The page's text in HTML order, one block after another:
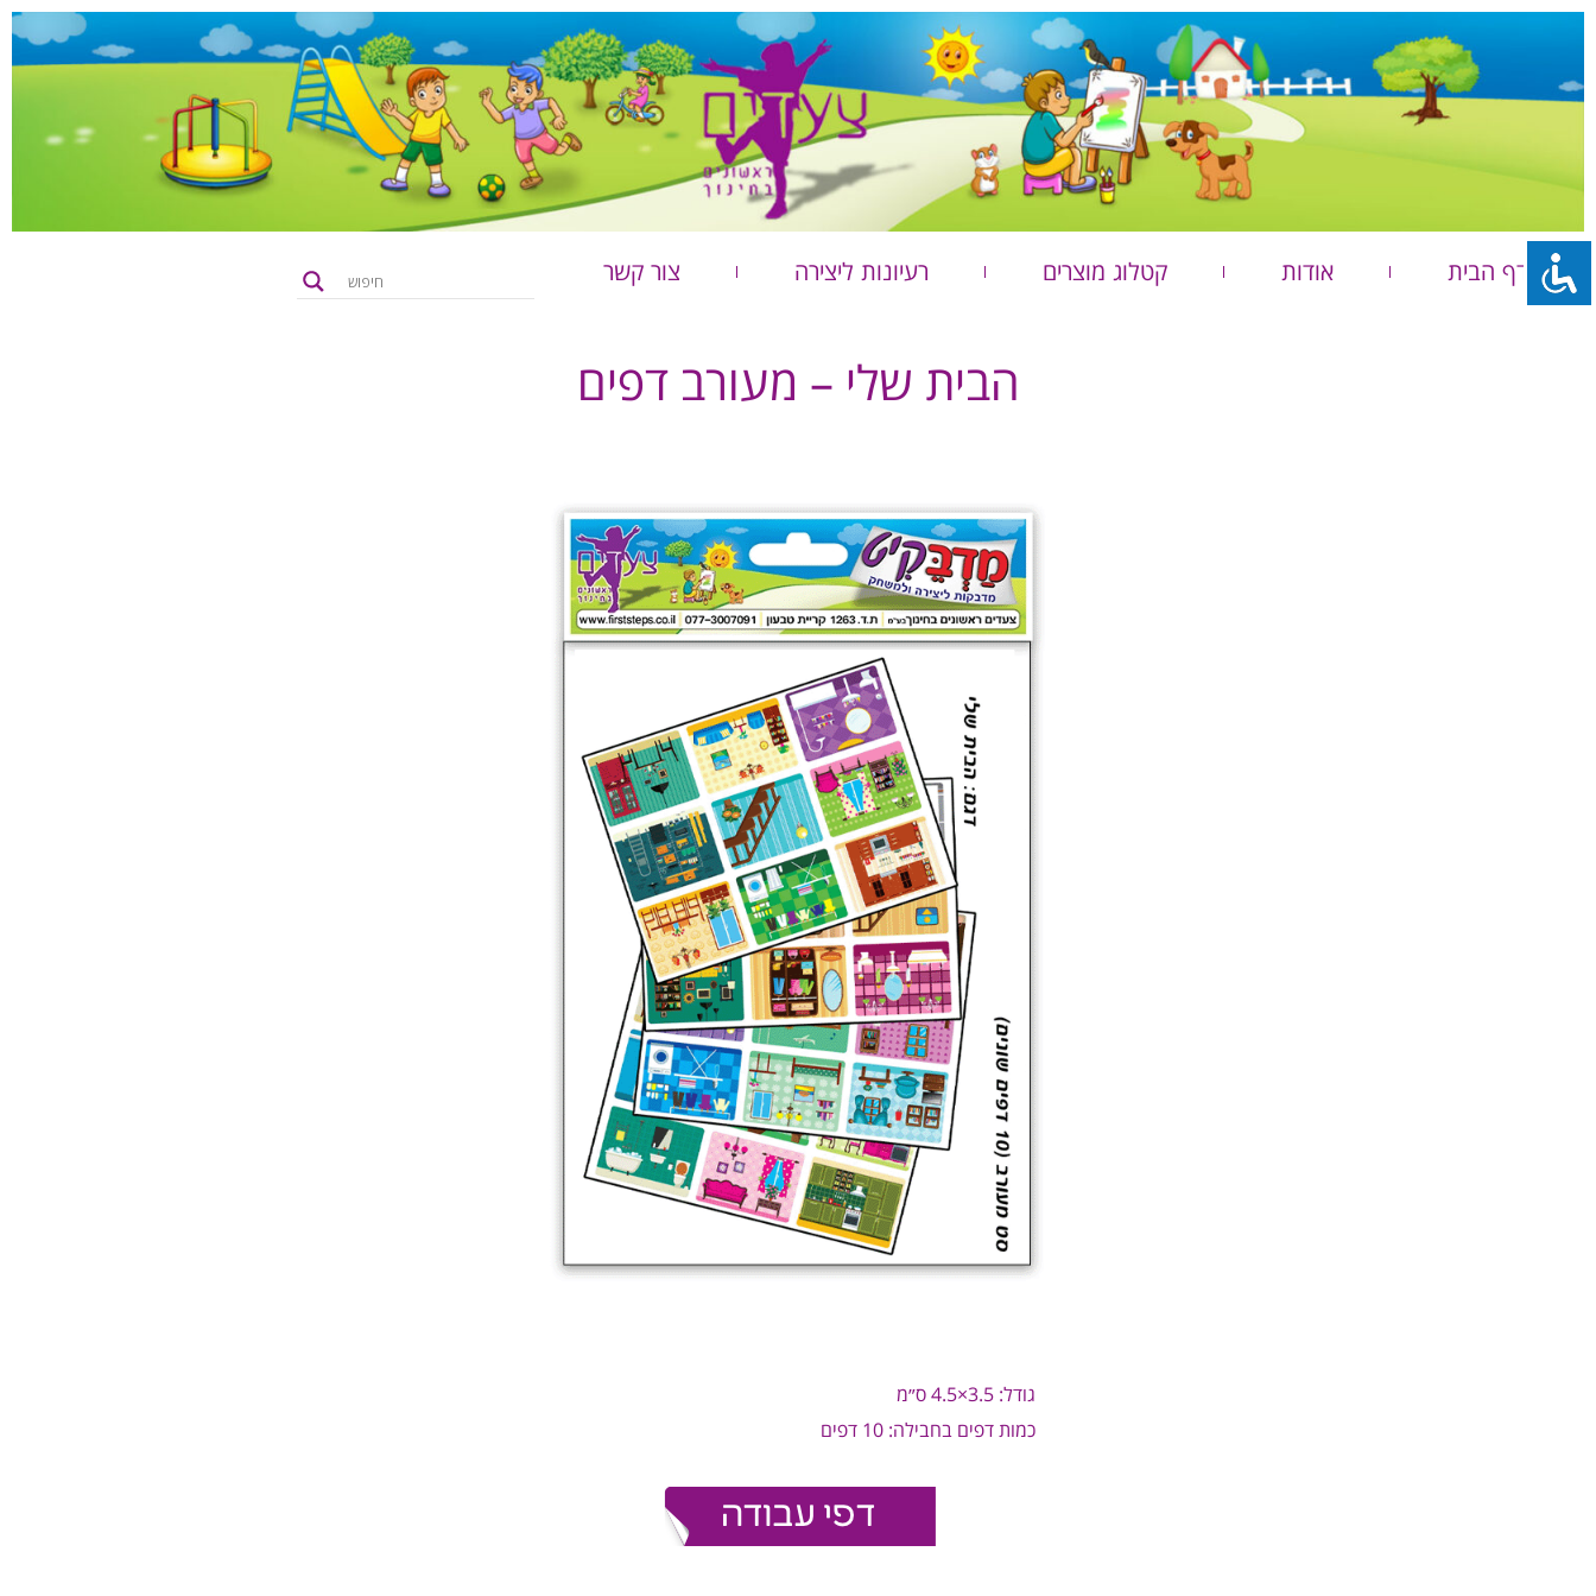
דף הבית אודות קטלוג מוצרים רעיונות ליצירה צור קשר
הבית שלי – מעורב דפים
גודל: 3.5×4.5 ס״מ
כמות דפים בחבילה: 10 דפים